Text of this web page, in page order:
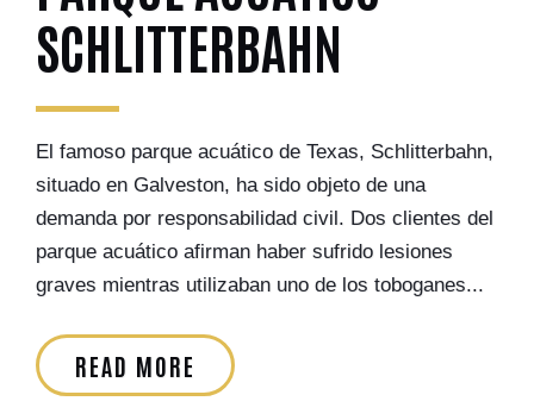
SCHLITTERBAHN
El famoso parque acuático de Texas, Schlitterbahn,
situado en Galveston, ha sido objeto de una
demanda por responsabilidad civil. Dos clientes del
parque acuático afirman haber sufrido lesiones
graves mientras utilizaban uno de los toboganes...
READ MORE